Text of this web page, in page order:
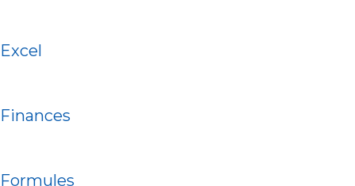
Excel
Finances
Formules